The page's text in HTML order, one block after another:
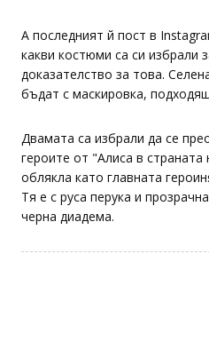
А последният й пост в
какви костюми са си избрали
доказателство за това.
бъдат с маскировка,
Двамата са избрали да се
героите от "Алиса в страната
облякла като главната
Тя е с руса перука и
черна диадема.